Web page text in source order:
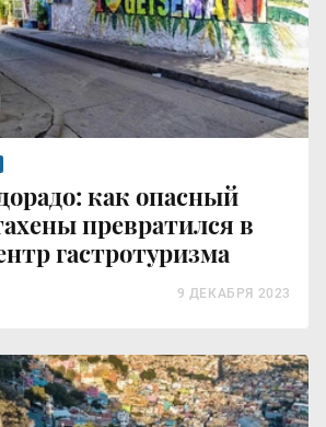
как опасный
превратился в
гастротуризма
9 ДЕКАБРЯ 2023